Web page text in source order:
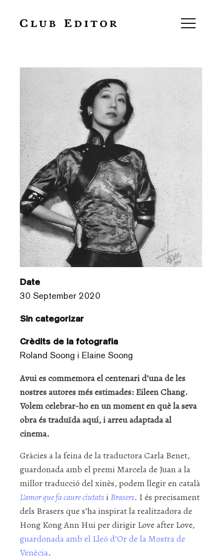
Centenari Eileen Chang
Date
30 September 2020
Sin categorizar
Crèdits de la fotografia
Roland Soong i Elaine Soong
Avui es commemora el centenari d’una de les
nostres autores més estimades: Eileen Chang.
Volem celebrar-ho en un moment en què la seva
obra és traduïda aquí, i arreu adaptada al
cinema.
Gràcies a la feina de la traductora Carla Benet,
guardonada amb el premi Marcela de Juan a la
millor traducció del xinès, podem llegir en català
L’amor que fa caure ciutatsi Brasers. I és precisament
dels Brasers que s’ha inspirat la realitzadora de
Hong Kong Ann Hui per dirigir Love after Love,
guardonada amb el Lleó d’Or de la Mostra de
Venècia.